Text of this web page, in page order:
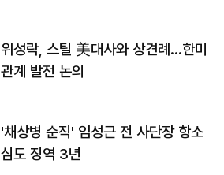
위성락, 스틸 美대사와 상견례…한미
관계 발전 논의
'채상병 순직' 임성근 전 사단장 항소
심도 징역 3년